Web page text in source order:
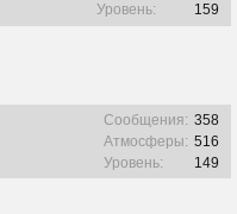
Уровень:
159
Сообщения: 358
Атмосферы: 516
Уровень:
149